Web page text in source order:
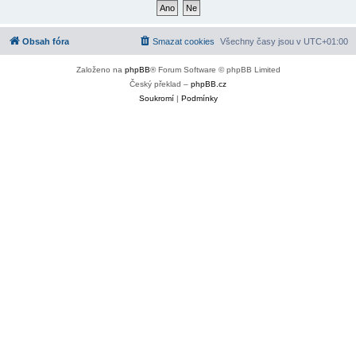
Obsah fóra Všechny časy jsou v UTC+01:00
Smazat cookies
Založeno na phpBB® Forum Software © phpBB Limited
Český překlad – phpBB.cz
Soukromí| Podmínky